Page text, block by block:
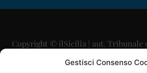
Gestisci Consenso
Copyright © ilSicilia | aut. Tribunale
29/09/2015